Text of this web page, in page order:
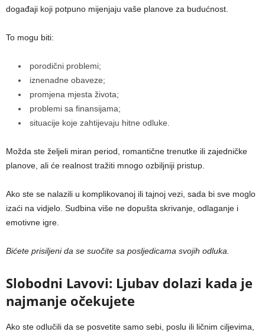
događaji koji potpuno mijenjaju vaše planove za budućnost.
To mogu biti:
porodični problemi;
iznenadne obaveze;
promjena mjesta života;
problemi sa finansijama;
situacije koje zahtijevaju hitne odluke.
Možda ste željeli miran period, romantične trenutke ili zajedničke
planove, ali će realnost tražiti mnogo ozbiljniji pristup.
Ako ste se nalazili u komplikovanoj ili tajnoj vezi, sada bi sve moglo
izaći na vidjelo. Sudbina više ne dopušta skrivanje, odlaganje i
emotivne igre.
Bićete prisiljeni da se suočite sa posljedicama svojih odluka.
Slobodni Lavovi: Ljubav dolazi kada je
najmanje očekujete
Ako ste odlučili da se posvetite samo sebi, poslu ili ličnim ciljevima,